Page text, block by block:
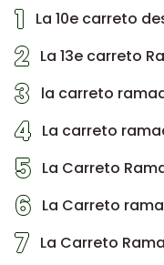
1 La 10e carreto
2 La 13e carreto
3 la carreto
4 La carreto
5 La Carreto
6 La Carreto
7 La Carreto